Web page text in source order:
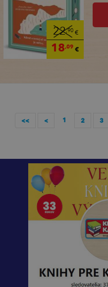
22,90€
18,09€
<< < 1 2 3